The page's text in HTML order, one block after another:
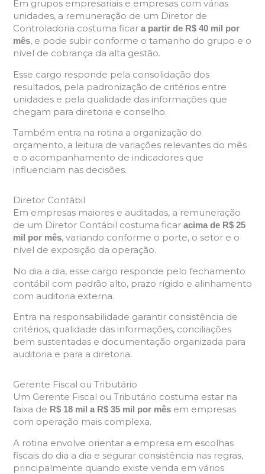
Em grupos empresariais e empresas com várias
unidades, a remuneração de um Diretor de
Controladoria costuma ficar a partir de R$ 40 mil por
mês, e pode subir conforme o tamanho do grupo e o
nível de cobrança da alta gestão.
Esse cargo responde pela consolidação dos
resultados, pela padronização de critérios entre
unidades e pela qualidade das informações que
chegam para diretoria e conselho.
Também entra na rotina a organização do
orçamento, a leitura de variações relevantes do mês
e o acompanhamento de indicadores que
influenciam nas decisões.
Diretor Contábil
Em empresas maiores e auditadas, a remuneração
de um Diretor Contábil costuma ficar acima de R$ 25
mil por mês, variando conforme o porte, o setor e o
nível de exposição da operação.
No dia a dia, esse cargo responde pelo fechamento
contábil com padrão alto, prazo rígido e alinhamento
com auditoria externa.
Entra na responsabilidade garantir consistência de
critérios, qualidade das informações, conciliações
bem sustentadas e documentação organizada para
auditoria e para a diretoria.
Gerente Fiscal ou Tributário
Um Gerente Fiscal ou Tributário costuma estar na
faixa de R$ 18 mil a R$ 35 mil por mêsem empresas
com operação mais complexa.
A rotina envolve orientar a empresa em escolhas
fiscais do dia a dia e segurar consistência nas regras,
principalmente quando existe venda em vários